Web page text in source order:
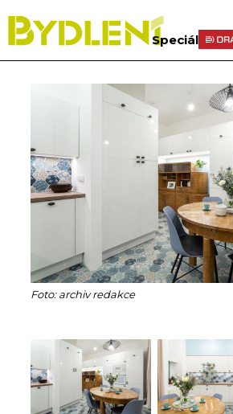
Speciál
Foto: archiv redakce